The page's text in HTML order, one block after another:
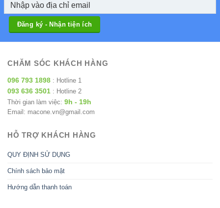
CHĂM SÓC KHÁCH HÀNG
096 793 1898 : Hotline 1
093 636 3501 : Hotline 2
Thời gian làm việc: 9h - 19h
Email: macone.vn@gmail.com
HỖ TRỢ KHÁCH HÀNG
QUY ĐỊNH SỬ DỤNG
Chính sách bảo mật
Hướng dẫn thanh toán